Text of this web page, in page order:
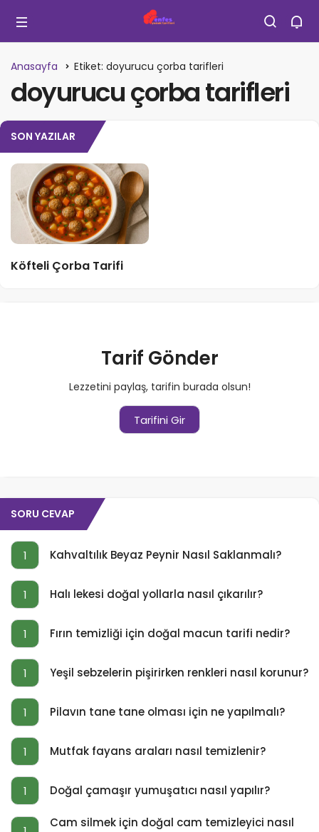
Anasayfa Etiket: doyurucu çorba tarifleri
doyurucu çorba tarifleri
SON YAZILAR
Köfteli Çorba Tarifi
Tarif Gönder
Lezzetini paylaş, tarifin burada olsun!
Tarifini Gir
SORU CEVAP
1 Kahvaltılık Beyaz Peynir Nasıl Saklanmalı?
1 Halı lekesi doğal yollarla nasıl çıkarılır?
1 Fırın temizliği için doğal macun tarifi nedir?
1 Yeşil sebzelerin pişirirken renkleri nasıl korunur?
1 Pilavın tane tane olması için ne yapılmalı?
1 Mutfak fayans araları nasıl temizlenir?
1 Doğal çamaşır yumuşatıcı nasıl yapılır?
Cam silmek için doğal cam temizleyici nasıl